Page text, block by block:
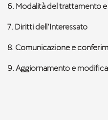
6. Modalità del trattamento
7. Diritti dell’Interessato
8. Comunicazione e
9. Aggiornamento e